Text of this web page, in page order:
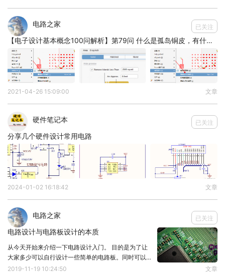
另外四根是备用的，但千兆网口是四对差分，两对
收，两对发。
RJ45接口PCB布局布线要点如下：
1、复位电路信号应当尽可能的靠近以太网转换芯
片，并且尽可能远离TX、RX和时钟信号。
2、时钟电路应当尽可能地靠近以太网转换芯片，远
他磁性元件周围。
3、在满足工艺要求的情况下，RJ45接口和变压器之
间的距离尽可能缩短。
4、以太网转换芯片和变压器之间的距离也应尽可能
短，距离一般不超过5inch，如果RJ45自带变压器，
同理。
对之间间距至少4w以上，对内的等长约束为5mil，
两组差分对之间不用等长。
6、RJ45接口区域内挖空处理，外壳地与GND之间
的距离最少在1mm以上。
声、电源纹波等会直接叠加在信号上。例如
电路之家 已关注
【电子设计基本概念100问解析】第79问 什么是孤岛铜皮，有什么影响？
2021-04-26 15:09:00 文章
硬件笔记本 已关注
分享几个硬件设计常用电路
2024-01-02 16:18:42 文章
电路之家 已关注
电路设计与电路板设计的本质
从今天开始来介绍一下电路设计入门。 目的是为了让
大家多少可以自行设计一些简单的电路板。同时可以检
阅自己在设计中所存在的知识的遗漏。 至于专家级别
2019-11-19 10:24:50 文章